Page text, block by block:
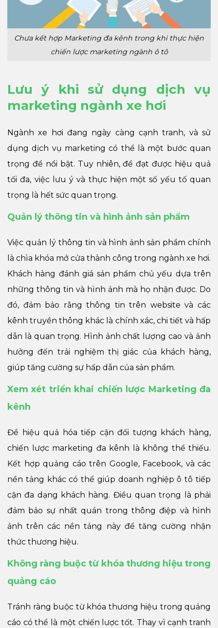
Chưa kết hợp Marketing đa kênh trong khi thực hiện
chiến lược marketing ngành ô tô
Lưu ý khi sử dụng dịch vụ
marketing ngành xe hơi
Ngành xe hơi đang ngày càng cạnh tranh, và sử
dụng dịch vụ marketing có thể là một bước quan
trọng để nổi bật. Tuy nhiên, để đạt được hiệu quả
tối đa, việc lưu ý và thực hiện một số yếu tố quan
trọng là hết sức quan trọng.
Quản lý thông tin và hình ảnh sản phẩm
Việc quản lý thông tin và hình ảnh sản phẩm chính
là chìa khóa mở cửa thành công trong ngành xe hơi.
Khách hàng đánh giá sản phẩm chủ yếu dựa trên
những thông tin và hình ảnh mà họ nhận được. Do
đó, đảm bảo rằng thông tin trên website và các
kênh truyền thông khác là chính xác, chi tiết và hấp
dẫn là quan trọng. Hình ảnh chất lượng cao và ảnh
hưởng đến trải nghiệm thị giác của khách hàng,
giúp tăng cường sự hấp dẫn của sản phẩm.
Xem xét triển khai chiến lược Marketing đa
kênh
Để hiệu quả hóa tiếp cận đối tượng khách hàng,
chiến lược marketing đa kênh là không thể thiếu.
Kết hợp quảng cáo trên Google, Facebook, và các
nền tảng khác có thể giúp doanh nghiệp ô tô tiếp
cận đa dạng khách hàng. Điều quan trọng là phải
đảm bảo sự nhất quán trong thông điệp và hình
ảnh trên các nền tảng này để tăng cường nhận
thức thương hiệu.
Không ràng buộc từ khóa thương hiệu trong
quảng cáo
Tránh ràng buộc từ khóa thương hiệu trong quảng
cáo có thể là một chiến lược tốt. Thay vì cạnh tranh